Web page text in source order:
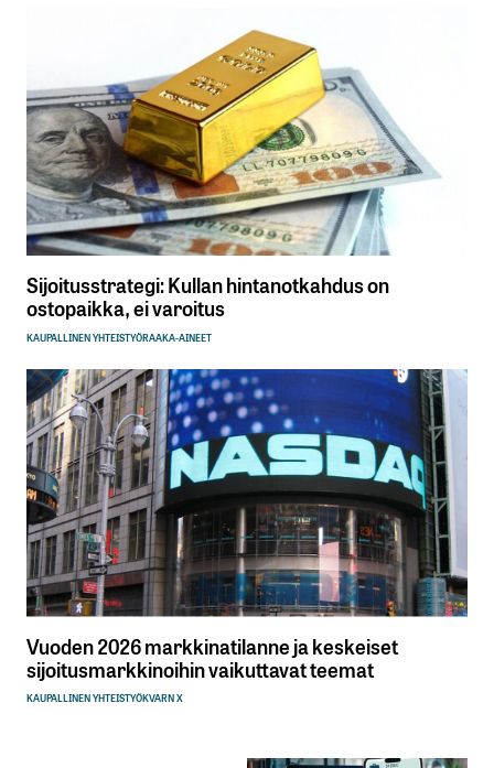
Sijoitusstrategi: Kullan hintanotkahdus on
ostopaikka, ei varoitus
KAUPALLINEN YHTEISTYÖRAAKA-AINEET
Vuoden 2026 markkinatilanne ja keskeiset
sijoitusmarkkinoihin vaikuttavat teemat
KAUPALLINEN YHTEISTYÖKVARN X